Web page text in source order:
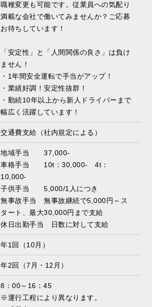
職種変更も可能です。従業員への気配り
満載な会社で働いてみませんか？ご応募
お待ちしています！
「安定性」と「人間関係の良さ」は負け
ません！
・1年間安全運転で手当がアップ！
・業績好調！安定性抜群！
・勤続10年以上から新人ドライバーまで
幅広く活躍しています！
交通費支給（社内規定による）
地域手当 37,000-
車格手当 10t：30,000- 4t：
10,000-
子供手当 5,000/1人につき
無事故手当 無事故継続で5,000円～ス
タート、最大30,000円まで支給
休日出勤手当 日数に対して支給
年1回（10月）
年2回（7月・12月）
8：00～16：45
※運行工程により異なります。